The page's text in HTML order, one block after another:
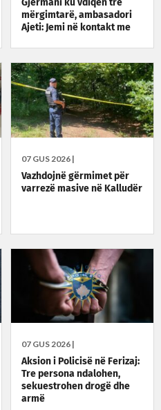
Gjermani ku vdiqën tre
mërgimtarë, ambasadori
Ajeti: Jemi në kontakt me
07 GUS 2026 |
Vazhdojnë gërmimet për
varrezë masive në Kalludër
07 GUS 2026 |
Aksion i Policisë në Ferizaj:
Tre persona ndalohen,
sekuestrohen drogë dhe
armë